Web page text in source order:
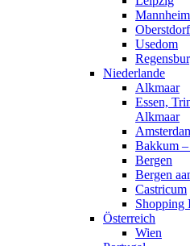
Mannheim
Oberstdorf
Usedom
Niederlande
Alkmaar
Essen,
Alkmaar
Bakkum
Bergen
Bergen
Castricum
Shopping
Österreich
Wien